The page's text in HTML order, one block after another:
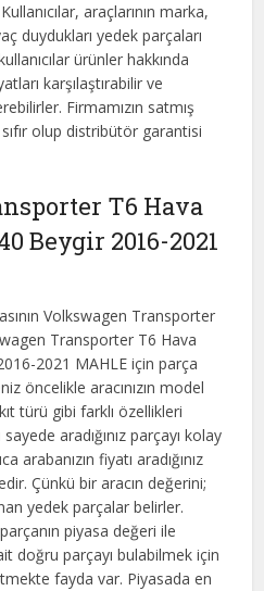
araçlarının marka,
duydukları yedek parçaları
ürünler hakkında
karşılaştırabilir ve
Firmamızın satmış
olup distribütör garantisi
T6 Hava
Beygir 2016-2021
Volkswagen Transporter
Transporter T6 Hava
2021 MAHLE için parça
öncelikle aracınızın model
türü gibi farklı özellikleri
aradığınız parçayı kolay
arabanızın fiyatı aradığınız
Çünkü bir aracın değerini;
yedek parçalar belirler.
piyasa değeri ile
doğru parçayı bulabilmek için
fayda var. Piyasada en